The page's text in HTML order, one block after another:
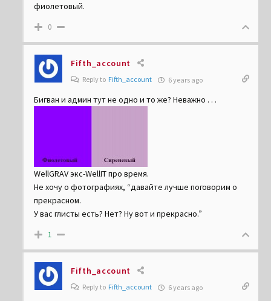
фиолетовый.
0
Fifth_account
Reply to Fifth_account 6 years ago
Бигван и админ тут не одно и то же? Неважно . . .
WellGRAV экс-WellIT про время.
Не хочу о фотографиях, “давайте лучше поговорим о
прекрасном.
У вас глисты есть? Нет? Ну вот и прекрасно.”
1
Fifth_account
Reply to Fifth_account 6 years ago